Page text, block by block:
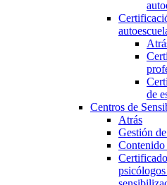
de
Centros de
Atrás
Gestión
Contenido